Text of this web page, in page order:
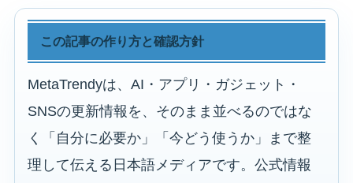
この記事の作り方と確認方針
MetaTrendyは、AI・アプリ・ガジェット・
SNSの更新情報を、そのまま並べるのではな
く「自分に必要か」「今どう使うか」まで整
理して伝える日本語メディアです。公式情報